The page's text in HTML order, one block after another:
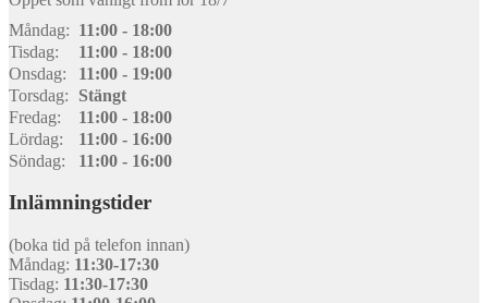
Måndag: 11:00 - 18:00
Tisdag:
11:00 - 18:00
Onsdag:
11:00 - 19:00
Torsdag:
Stängt
Fredag:
11:00 - 18:00
Lördag:
11:00 - 16:00
Söndag:
11:00 - 16:00
Inlämningstider
(boka tid på telefon innan)
Måndag: 11:30-17:30
Tisdag: 11:30-17:30